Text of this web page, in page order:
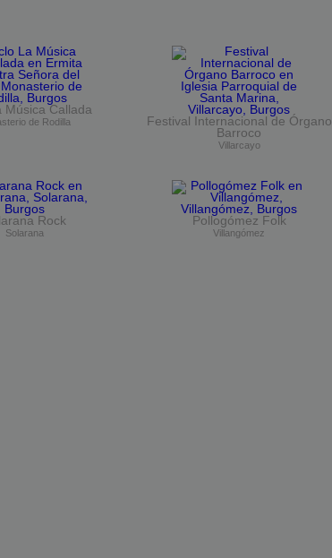
Música Callada
de Rodilla
Festival Internacional de Órgano
Barroco
Villarcayo
Rock
Solarana
Pollogómez Folk
Villangómez